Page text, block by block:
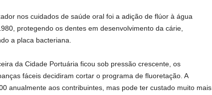
nos cuidados de saúde oral foi a adição de flúor à água
protegendo os dentes em desenvolvimento da cárie,
a placa bacteriana.
da Cidade Portuária ficou sob pressão crescente, os
fáceis decidiram cortar o programa de fluoretação. A
anualmente aos contribuintes, mas pode ter custado muito mais